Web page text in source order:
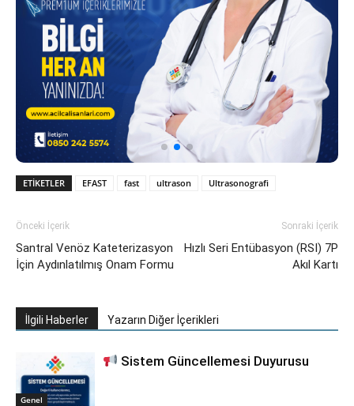
ETIKETLER EFAST fast ultrason Ultrasonografi
Önceki İçerik
Santral Venöz Kateterizasyon
İçin Aydınlatılmış Onam Formu
Sonraki İçerik
Hızlı Seri Entübasyon (RSI) 7P
Akıl Kartı
İlgili Haberler Yazarın Diğer İçerikleri
Genel
Sistem Güncellemesi Duyurusu